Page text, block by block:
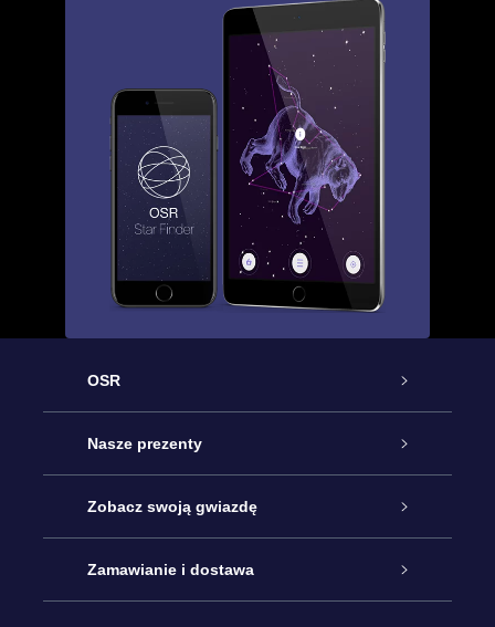
OSR
Obsługa
Kontakt
Blog
Nasze prezenty
Podarunek Gwiazda Online
Pakiet Podarunkowy OSR
Zobacz swoją gwiazdę
Rejestr Gwiazd
Zamawianie i dostawa